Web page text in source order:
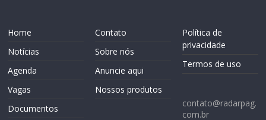
Home
Notícias
Agenda
Vagas
Documentos
Contato
Sobre nós
Anuncie aqui
Nossos produtos
Política de
privacidade
Termos de uso
contato@radarpag.
com.br